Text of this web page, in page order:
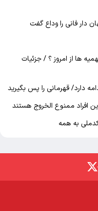
دار فانی را وداع گفت
ها از امروز ؟ / جزئیات
دارد/ قهرمانی را پس بگیرید